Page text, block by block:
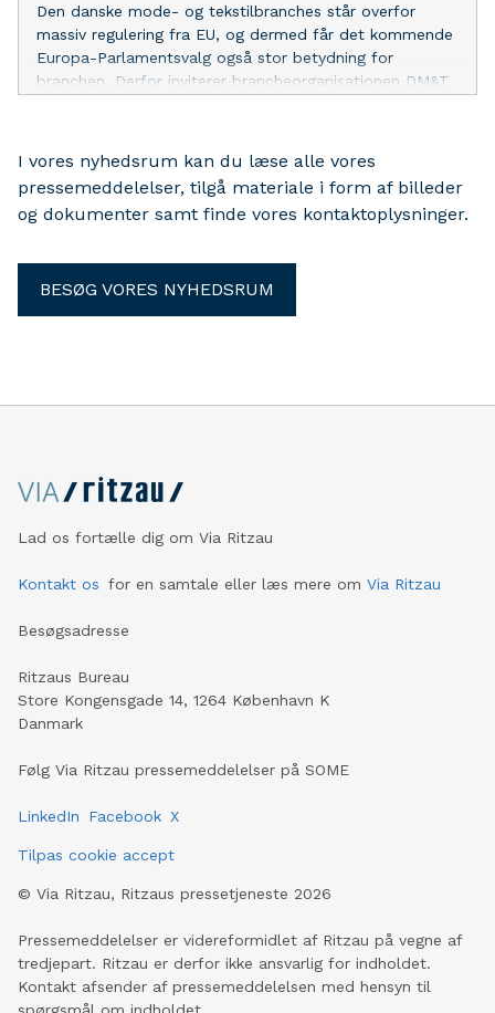
Den danske mode- og tekstilbranches står overfor
massiv regulering fra EU, og dermed får det kommende
Europa-Parlamentsvalg også stor betydning for
branchen. Derfor inviterer brancheorganisationen DM&T
I vores nyhedsrum kan du læse alle vores
pressemeddelelser, tilgå materiale i form af billeder
og dokumenter samt finde vores kontaktoplysninger.
BESØG VORES NYHEDSRUM
Lad os fortælle dig om Via Ritzau
Kontakt os for en samtale eller læs mere om Via Ritzau
Besøgsadresse
Ritzaus Bureau
Store Kongensgade 14, 1264 København K
Danmark
Følg Via Ritzau pressemeddelelser på SOME
LinkedIn Facebook X
Tilpas cookie accept
© Via Ritzau, Ritzaus pressetjeneste 2026
Pressemeddelelser er videreformidlet af Ritzau på vegne af
tredjepart. Ritzau er derfor ikke ansvarlig for indholdet.
Kontakt afsender af pressemeddelelsen med hensyn til